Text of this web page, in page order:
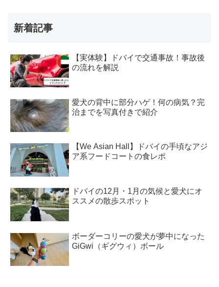
新着記事
【実体験】ドバイで交通事故！事故後
の流れを解説
愛犬の背中に部分ハゲ！何の病気？完
治までを写真付きで紹介
【We Asian Hall】ドバイの手頃なアジ
ア系フードコートの食レポ
ドバイの12月・1月の気候と愛犬にオ
ススメの散歩スポット
ボーダーコリーの愛犬が夢中になった
GiGwi（ギグウィ）ボール